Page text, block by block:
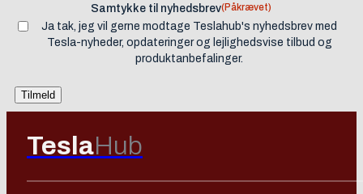
Samtykke til nyhedsbrev(Påkrævet)
Ja tak, jeg vil gerne modtage Teslahub's nyhedsbrev med
Tesla-nyheder, opdateringer og lejlighedsvise tilbud og
produktanbefalinger.
TeslaHub